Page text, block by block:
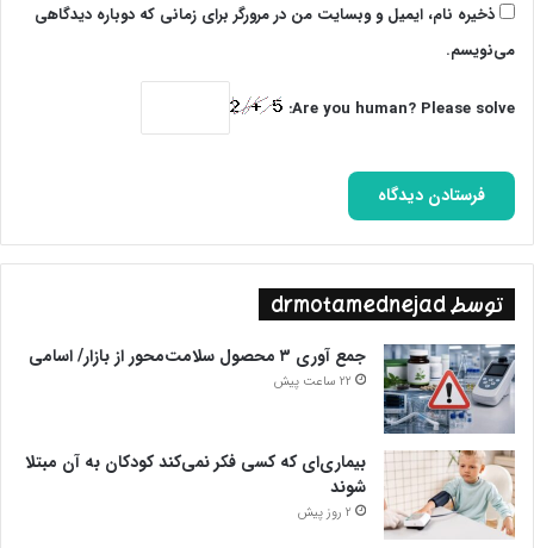
ذخیره نام، ایمیل و وبسایت من در مرورگر برای زمانی که دوباره دیدگاهی
می‌نویسم.
Are you human? Please solve:
توسط drmotamednejad
جمع آوری ۳ محصول سلامت‌محور از بازار/ اسامی
22 ساعت پیش
بیماری‌ای که کسی فکر نمی‌کند کودکان به آن مبتلا
شوند
2 روز پیش